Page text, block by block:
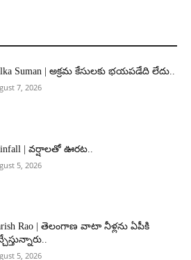
Suman | అక్రమ కేసులకు భయపడేది లేదు..
7, 2026
| వర్షాలతో ఊరట..
5, 2026
Rao | తెలంగాణ వాటా నీళ్లను ఏపీకి
5, 2026